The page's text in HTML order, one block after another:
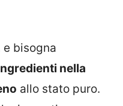
bisogna
nella
allo stato puro.